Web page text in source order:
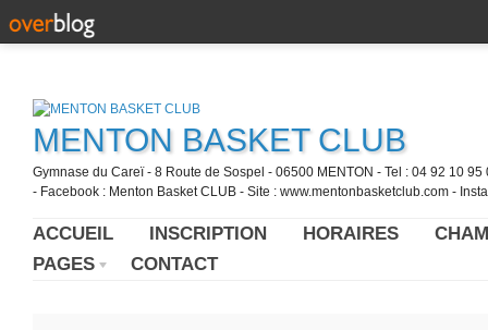
MENTON BASKET CLUB
Gymnase du Careï - 8 Route de Sospel - 06500 MENTON - Tel : 04 92 10
- Facebook : Menton Basket CLUB - Site : www.mentonbasketclub.com -
ACCUEIL INSCRIPTION HORAIRES
PAGES
CONTACT